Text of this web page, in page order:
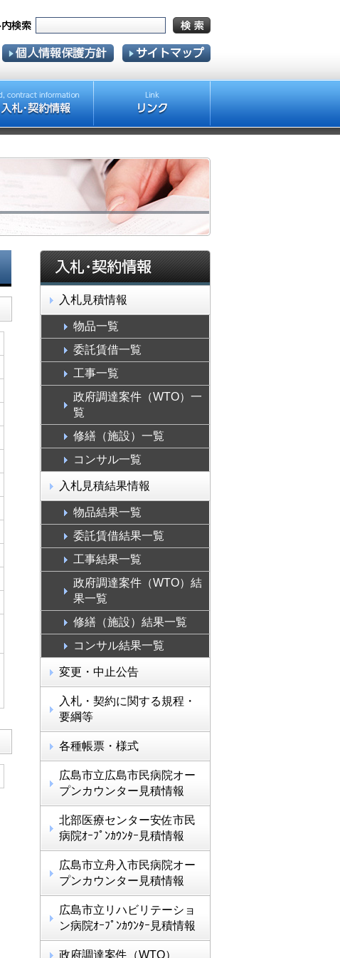
入札見積情報
物品一覧
委託賃借一覧
工事一覧
政府調達案件（WTO）一
覧
修繕（施設）一覧
コンサル一覧
入札見積結果情報
物品結果一覧
委託賃借結果一覧
工事結果一覧
政府調達案件（WTO）結
果一覧
修繕（施設）結果一覧
コンサル結果一覧
変更・中止公告
入札・契約に関する規程・
要綱等
各種帳票・様式
広島市立広島市民病院オー
プンカウンター見積情報
北部医療センター安佐市民
病院ｵｰﾌﾟﾝｶｳﾝﾀｰ見積情報
広島市立舟入市民病院オー
プンカウンター見積情報
広島市立リハビリテーショ
ン病院ｵｰﾌﾟﾝｶｳﾝﾀｰ見積情報
政府調達案件（WTO）